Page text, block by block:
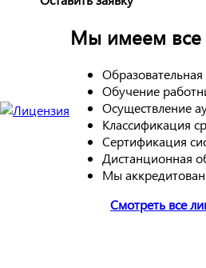
Мы имеем все
Обучение
Осуществление
Классификация
Сертификация
Дистанционная
Мы
Смотреть все